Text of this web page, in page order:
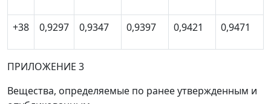
+38 0,9297 0,9347 0,9397 0,9421 0,9471
ПРИЛОЖЕНИЕ 3
Вещества, определяемые по ранее утвержденным и